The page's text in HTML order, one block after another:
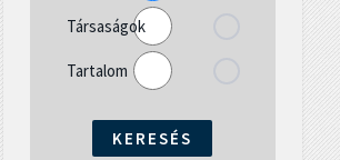
Társaságok
Tartalom